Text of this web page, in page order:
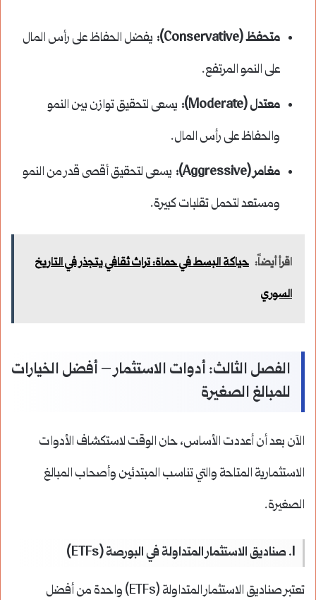
متحفظ (Conservative):
يفضل الحفاظ على رأس المال
على النمو المرتفع.
معتدل (Moderate):
يسعى لتحقيق توازن بين النمو
والحفاظ على رأس المال.
مغامر (Aggressive):
يسعى لتحقيق أقصى قدر من النمو
ومستعد لتحمل تقلبات كبيرة.
اقرأ أيضاً: حياكة البسط في حماة: تراث ثقافي يتجذر في التاريخ
السوري
الفصل الثالث: أدوات الاستثمار – أفضل الخيارات
للمبالغ الصغيرة
الآن بعد أن أعددت الأساس، حان الوقت لاستكشاف الأدوات
الاستثمارية المتاحة والتي تناسب المبتدئين وأصحاب المبالغ
الصغيرة.
1. صناديق الاستثمار المتداولة في البورصة (ETFs)
تعتبر صناديق الاستثمار المتداولة (ETFs) واحدة من أفضل